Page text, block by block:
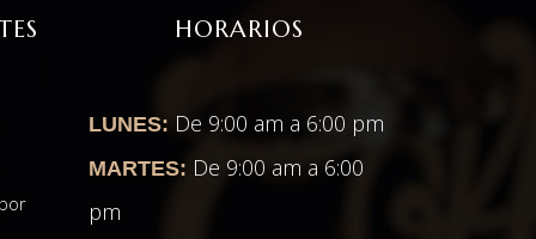
HORARIOS
LUNES: De 9:00 am a 6:00 pm
MARTES: De 9:00 am a 6:00
pm